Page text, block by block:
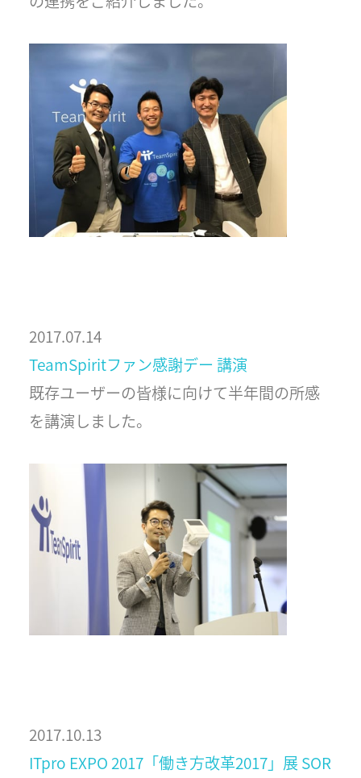
2017.07.14
TeamSpiritファン感謝デー 講演
既存ユーザーの皆様に向けて半年間の所感
を講演しました。
2017.10.13
ITpro EXPO 2017「働き方改革2017」展 SOR